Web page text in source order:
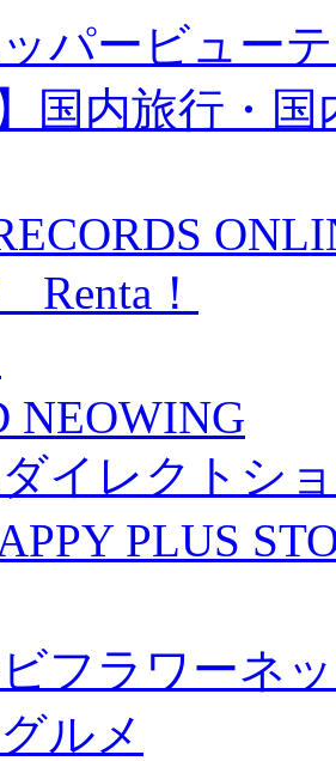
パービュー
】国内旅行・
！
NEOWING
イレクトシ
PLUS
フラワーネ
ルメ